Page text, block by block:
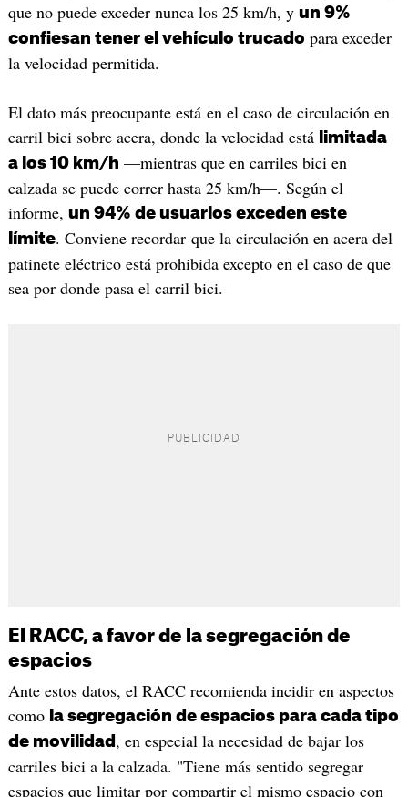
que no puede exceder nunca los 25 km/h, y un 9%
confiesan tener el vehículo trucado para exceder
la velocidad permitida.
El dato más preocupante está en el caso de circulación en
carril bici sobre acera, donde la velocidad está
limitada
a los 10 km/h —mientras que en carriles bici en
calzada se puede correr hasta 25 km/h—. Según el
informe, un 94% de usuarios exceden este
límite. Conviene recordar que la circulación en acera del
patinete eléctrico está prohibida excepto en el caso de que
sea por donde pasa el carril bici.
El RACC, a favor de la segregación de
espacios
Ante estos datos, el RACC recomienda incidir en aspectos
como la segregación de espacios para cada tipo
de movilidad , en especial la necesidad de bajar los
carriles bici a la calzada. "Tiene más sentido segregar
espacios que limitar por compartir el mismo espacio con